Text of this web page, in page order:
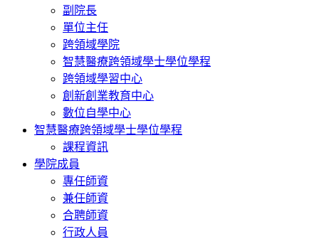
副院長
單位主任
跨領域學院
智慧醫療跨領域學士學位學程
跨領域學習中心
創新創業教育中心
數位自學中心
智慧醫療跨領域學士學位學程
課程資訊
學院成員
專任師資
兼任師資
合聘師資
行政人員